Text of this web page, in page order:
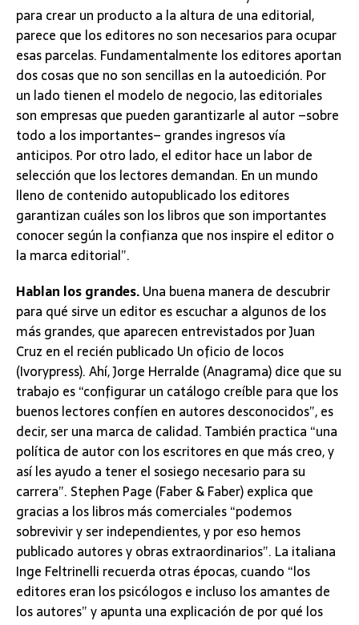
para crear un producto a la altura de una editorial,
parece que los editores no son necesarios para ocupar
esas parcelas. Fundamentalmente los editores aportan
dos cosas que no son sencillas en la autoedición. Por
un lado tienen el modelo de negocio, las editoriales
son empresas que pueden garantizarle al autor –sobre
todo a los importantes– grandes ingresos vía
anticipos. Por otro lado, el editor hace un labor de
selección que los lectores demandan. En un mundo
lleno de contenido autopublicado los editores
garantizan cuáles son los libros que son importantes
conocer según la confianza que nos inspire el editor o
la marca editorial”.
Hablan los grandes.Una buena manera de descubrir
para qué sirve un editor es escuchar a algunos de los
más grandes, que aparecen entrevistados por Juan
Cruz en el recién publicado Un oficio de locos
(Ivorypress). Ahí, Jorge Herralde (Anagrama) dice que su
trabajo es “configurar un catálogo creíble para que los
buenos lectores confíen en autores desconocidos”, es
decir, ser una marca de calidad. También practica “una
política de autor con los escritores en que más creo, y
así les ayudo a tener el sosiego necesario para su
carrera”. Stephen Page (Faber & Faber) explica que
gracias a los libros más comerciales “podemos
sobrevivir y ser independientes, y por eso hemos
publicado autores y obras extraordinarios”. La italiana
Inge Feltrinelli recuerda otras épocas, cuando “los
editores eran los psicólogos e incluso los amantes de
los autores” y apunta una explicación de por qué los